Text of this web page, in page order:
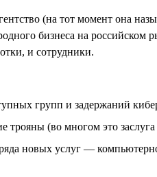
(на тот момент она
бизнеса на
и сотрудники.
групп и задержаний
трояны (во многом это
новых услуг —